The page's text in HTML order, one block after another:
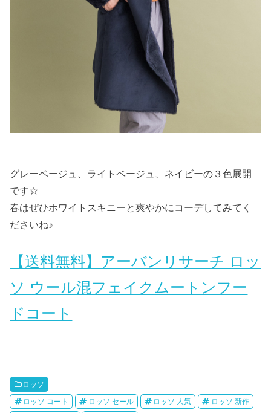
グレーベージュ、ライトベージュ、ネイビーの３色展開
です☆
春はぜひホワイトスキニーと爽やかにコーデしてみてく
ださいね♪
【送料無料】アーバンリサーチ ロッ
ソ ウール混フェイクムートンフー
ドコート
ロッソ
ロッソ コート ロッソ セール ロッソ 人気 ロッソ 新作